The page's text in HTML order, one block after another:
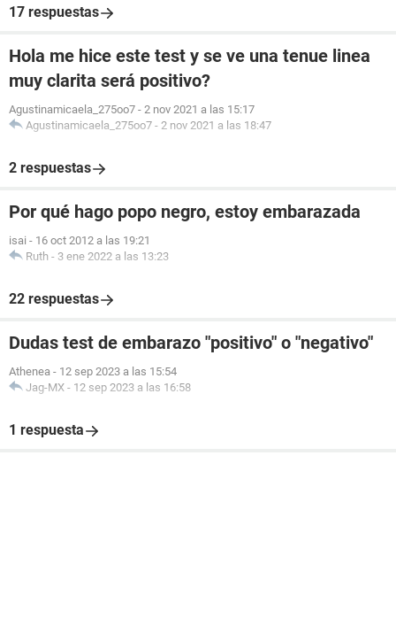
17 respuestas
Hola me hice este test y se ve una tenue linea
muy clarita será positivo?
Agustinamicaela_275oo7 - 2 nov 2021 a las 15:17
Agustinamicaela_275oo7 - 2 nov 2021 a las 18:47
2 respuestas
Por qué hago popo negro, estoy embarazada
isai - 16 oct 2012 a las 19:21
Ruth - 3 ene 2022 a las 13:23
22 respuestas
Dudas test de embarazo "positivo" o "negativo"
Athenea - 12 sep 2023 a las 15:54
Jag-MX - 12 sep 2023 a las 16:58
1 respuesta